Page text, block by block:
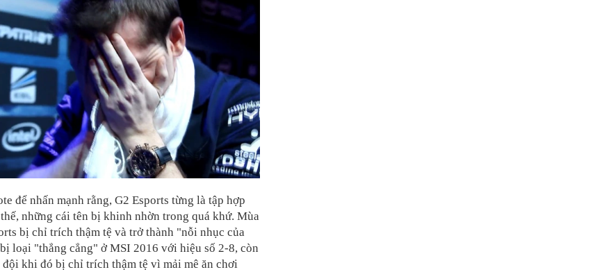
để nhấn mạnh rằng, G2 Esports từng là tập hợp
những cái tên bị khinh nhờn trong quá khứ. Mùa
bị chỉ trích thậm tệ và trở thành "nỗi nhục của
loại "thẳng cẳng" ở MSI 2016 với hiệu số 2-8, còn
đội khi đó bị chỉ trích thậm tệ vì mải mê ăn chơi